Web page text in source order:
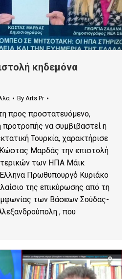
κηδεμόνα
By Arts Pr
προς προστατευόμενο,
προτροπής να συμβιβαστεί η
Τουρκία, χαρακτήρισε
Μαρδάς την επιστολή
των ΗΠΑ Μάικ
Πρωθυπουργό Κυριάκο
της επικύρωσης από τη
των Βάσεων Σούδας-
, που